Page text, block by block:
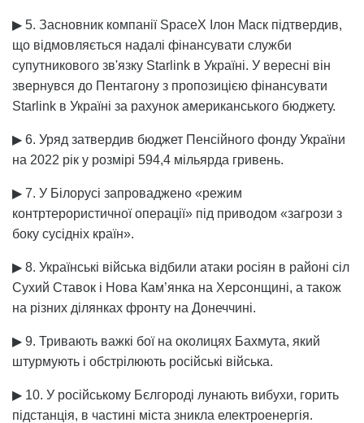
▶ 5. Засновник компанії SpaceX Ілон Маск підтвердив,
що відмовляється надалі фінансувати служби
супутникового зв'язку Starlink в Україні. У вересні він
звернувся до Пентагону з пропозицією фінансувати
Starlink в Україні за рахунок американського бюджету.
▶ 6. Уряд затвердив бюджет Пенсійного фонду України
на 2022 рік у розмірі 594,4 мільярда гривень.
▶ 7. У Білорусі запроваджено «режим
контртерористичної операції» під приводом «загрози з
боку сусідніх країн».
▶ 8. Українські війська відбили атаки росіян в районі сіл
Сухий Ставок і Нова Кам’янка на Херсонщині, а також
на різних ділянках фронту на Донеччині.
▶ 9. Тривають важкі бої на околицях Бахмута, який
штурмують і обстрілюють російські війська.
▶ 10. У російському Бєлгороді лунають вибухи, горить
підстанція, в частині міста зникла електроенергія.